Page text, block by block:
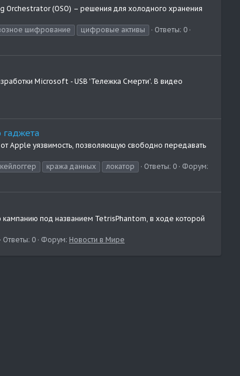
Orchestrator (OSO) – решения для холодного хранения
шифрование цифровые активы
Ответы: 0
Microsoft - USB 'Тележка Смерти'. В видео
гаджета
Apple уязвимость, позволяющую свободно передавать
кейлоггер кража данных локатор Ответы: 0
Форум:
под названием TetrisPhantom, в ходе которой
Ответы: 0 Форум: Новости в Мире